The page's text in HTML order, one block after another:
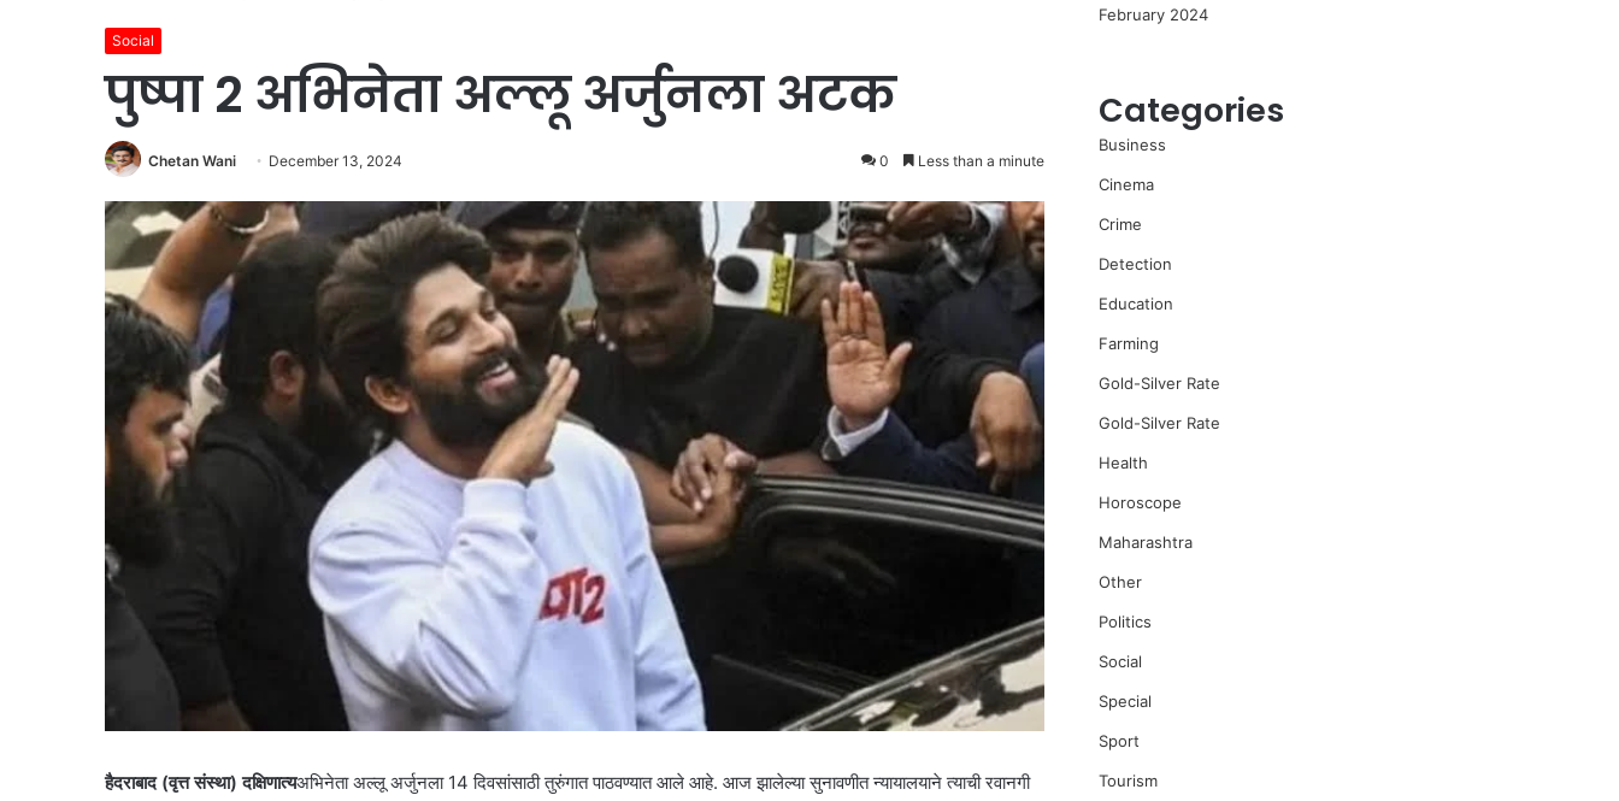
Social
पुष्पा 2 अभिनेता अल्लू अर्जुनला अटक
Chetan Wani December 13, 2024 0 Less than a minute
हैदराबाद (वृत्त संस्था) दक्षिणात्यअभिनेता अल्लू अर्जुनला 14 दिवसांसाठी तुरुंगात पाठवण्यात आले आहे. आज झालेल्या सुनावणीत न्यायालयाने त्याची रवानगी
February 2024
Categories
Business
Cinema
Crime
Detection
Education
Farming
Gold-Silver Rate
Gold-Silver Rate
Health
Horoscope
Maharashtra
Other
Politics
Social
Special
Sport
Tourism